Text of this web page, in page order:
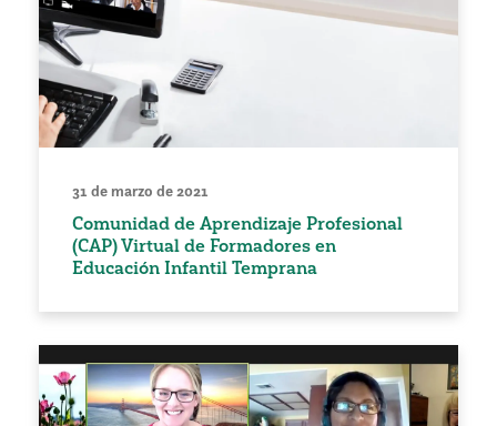
31 de marzo de 2021
Comunidad de Aprendizaje Profesional
(CAP) Virtual de Formadores en
Educación Infantil Temprana